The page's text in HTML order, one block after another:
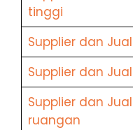
tinggi
Supplier dan
Supplier dan
Supplier dan
ruangan